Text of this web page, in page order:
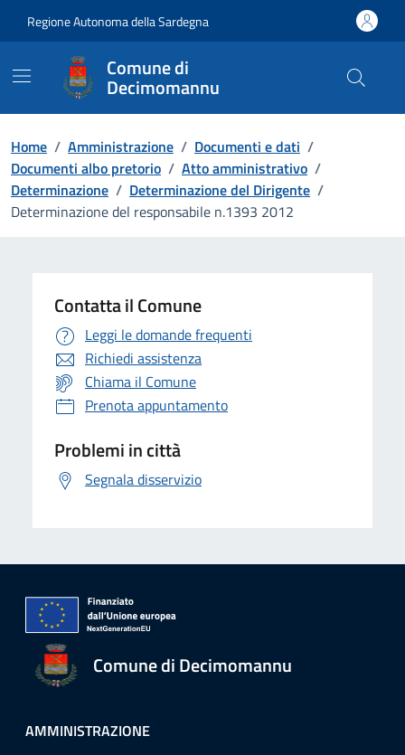
Regione Autonoma della Sardegna
Comune di
Decimomannu
Home / Amministrazione / Documenti e dati /
Documenti albo pretorio / Atto amministrativo /
Determinazione / Determinazione del Dirigente /
Determinazione del responsabile n.1393 2012
Contatta il Comune
Leggi le domande frequenti
Richiedi assistenza
Chiama il Comune
Prenota appuntamento
Problemi in città
Segnala disservizio
Comune di Decimomannu
AMMINISTRAZIONE